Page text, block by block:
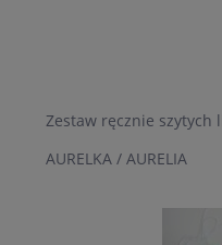
Zestaw ręcznie szytych
AURELKA / AURELIA